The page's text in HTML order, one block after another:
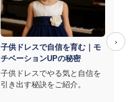
›
子供ドレスで自信を育む｜モ
チベーションUPの秘密
子供ドレスでやる気と自信を
引き出す秘訣をご紹介。